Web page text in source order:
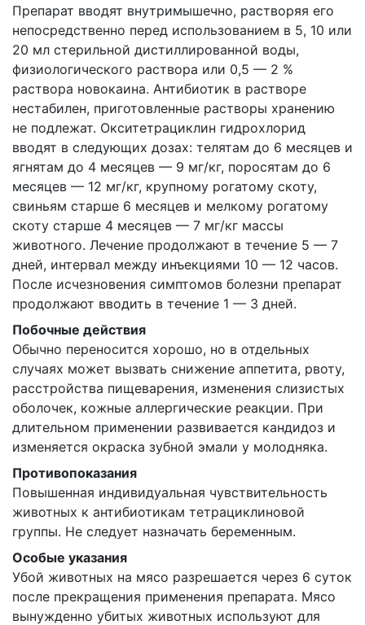
Препарат вводят внутримышечно, растворяя его
непосредственно перед использованием в 5, 10 или
20 мл стерильной дистиллированной воды,
физиологического раствора или 0,5 — 2 %
раствора новокаина. Антибиотик в растворе
нестабилен, приготовленные растворы хранению
не подлежат. Окситетрациклин гидрохлорид
вводят в следующих дозах: телятам до 6 месяцев и
ягнятам до 4 месяцев — 9 мг/кг, поросятам до 6
месяцев — 12 мг/кг, крупному рогатому скоту,
свиньям старше 6 месяцев и мелкому рогатому
скоту старше 4 месяцев — 7 мг/кг массы
животного. Лечение продолжают в течение 5 — 7
дней, интервал между инъекциями 10 — 12 часов.
После исчезновения симптомов болезни препарат
продолжают вводить в течение 1 — 3 дней.
Побочные действия
Обычно переносится хорошо, но в отдельных
случаях может вызвать снижение аппетита, рвоту,
расстройства пищеварения, изменения слизистых
оболочек, кожные аллергические реакции. При
длительном применении развивается кандидоз и
изменяется окраска зубной эмали у молодняка.
Противопоказания
Повышенная индивидуальная чувствительность
животных к антибиотикам тетрациклиновой
группы. Не следует назначать беременным.
Особые указания
Убой животных на мясо разрешается через 6 суток
после прекращения применения препарата. Мясо
вынужденно убитых животных используют для